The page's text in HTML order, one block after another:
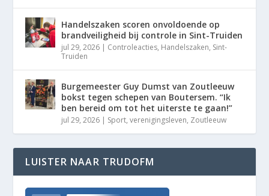
Handelszaken scoren onvoldoende op
brandveiligheid bij controle in Sint-Truiden
jul 29, 2026 | Controleacties, Handelszaken, Sint-
Truiden
Burgemeester Guy Dumst van Zoutleeuw
bokst tegen schepen van Boutersem. “Ik
ben bereid om tot het uiterste te gaan!”
jul 29, 2026 | Sport,verenigingsleven, Zoutleeuw
LUISTER NAAR TRUDOFM